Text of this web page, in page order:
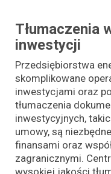
Tłumaczenia
inwestycji
Przedsiębiorstwa
skomplikowane
inwestycjami oraz
tłumaczenia
inwestycyjnych,
umowy, są
finansami oraz
zagranicznymi.
wysokiej jakości